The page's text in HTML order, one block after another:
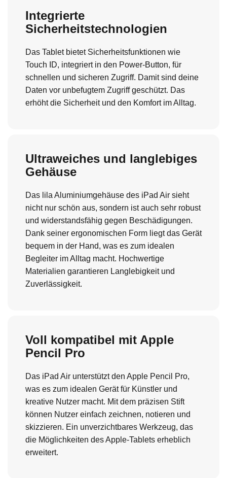
Integrierte
Sicherheitstechnologien
Das Tablet bietet Sicherheitsfunktionen wie
Touch ID, integriert in den Power-Button, für
schnellen und sicheren Zugriff. Damit sind deine
Daten vor unbefugtem Zugriff geschützt. Das
erhöht die Sicherheit und den Komfort im Alltag.
Ultraweiches und langlebiges
Gehäuse
Das lila Aluminiumgehäuse des iPad Air sieht
nicht nur schön aus, sondern ist auch sehr robust
und widerstandsfähig gegen Beschädigungen.
Dank seiner ergonomischen Form liegt das Gerät
bequem in der Hand, was es zum idealen
Begleiter im Alltag macht. Hochwertige
Materialien garantieren Langlebigkeit und
Zuverlässigkeit.
Voll kompatibel mit Apple
Pencil Pro
Das iPad Air unterstützt den Apple Pencil Pro,
was es zum idealen Gerät für Künstler und
kreative Nutzer macht. Mit dem präzisen Stift
können Nutzer einfach zeichnen, notieren und
skizzieren. Ein unverzichtbares Werkzeug, das
die Möglichkeiten des Apple-Tablets erheblich
erweitert.